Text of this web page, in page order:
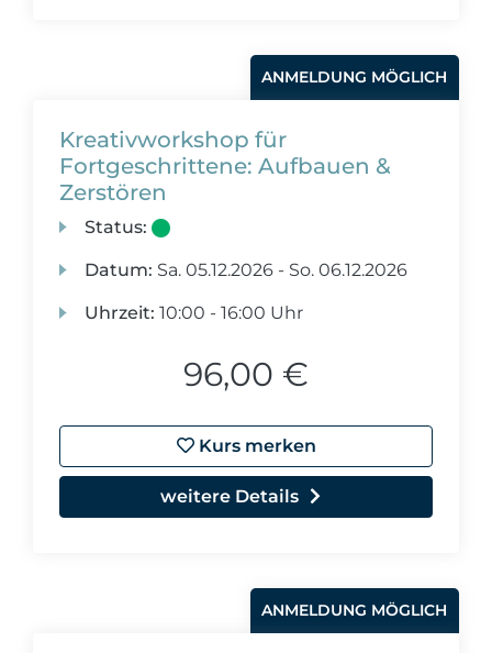
ANMELDUNG MÖGLICH
Kreativworkshop für
Fortgeschrittene: Aufbauen &
Zerstören
Status:
Datum: Sa. 05.12.2026 - So. 06.12.2026
Uhrzeit: 10:00 - 16:00 Uhr
96,00 €
Kurs merken
weitere Details
ANMELDUNG MÖGLICH